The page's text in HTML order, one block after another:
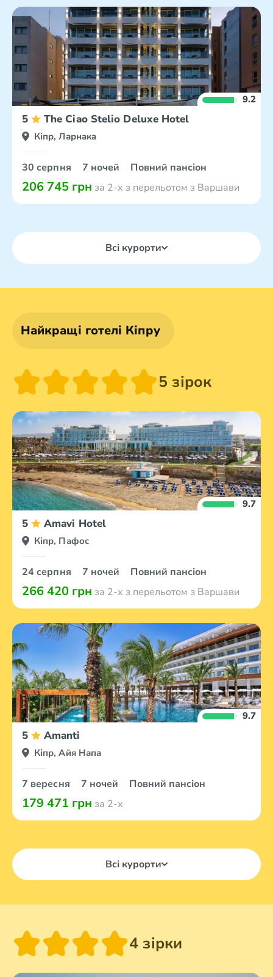
9.2
5 The Ciao Stelio Deluxe Hotel
Кіпр, Ларнака
30 серпня 7 ночей Повний пансіон
206 745 грн за 2-х з перельотом з Варшави
Всі курорти
Найкращі готелі Кіпру
5 зірок
9.7
5 Amavi Hotel
Кіпр, Пафос
24 серпня 7 ночей Повний пансіон
266 420 грн за 2-х з перельотом з Варшави
9.7
5 Amanti
Кіпр, Айя Напа
7 вересня 7 ночей Повний пансіон
179 471 грн за 2-х
Всі курорти
4 зірки